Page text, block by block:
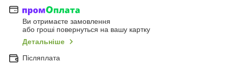
Ви отримаєте замовлення
або гроші повернуться на вашу картку
Детальніше
Післяплата